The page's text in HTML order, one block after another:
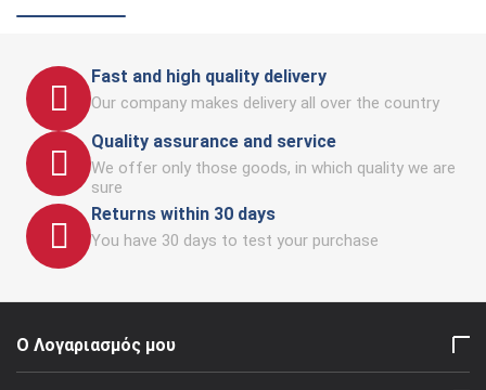
Fast and high quality delivery
Our company makes delivery all over the country
Quality assurance and service
We offer only those goods, in which quality we are
sure
Returns within 30 days
You have 30 days to test your purchase
Ο Λογαριασμός μου